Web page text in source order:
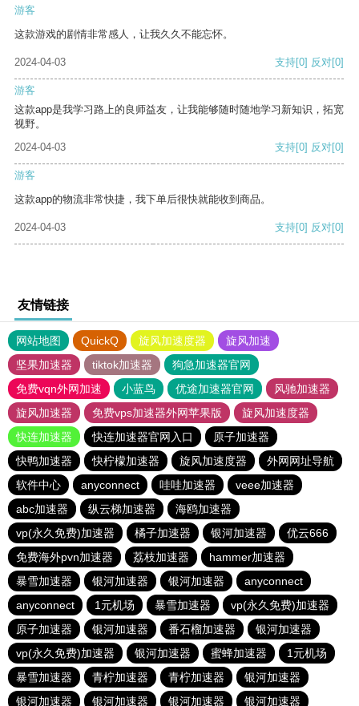
游客
这款游戏的剧情非常感人，让我久久不能忘怀。
2024-04-03 支持[0] 反对[0]
游客
这款app是我学习路上的良师益友，让我能够随时随地学习新知识，拓宽
视野。
2024-04-03
支持[0] 反对[0]
游客
这款app的物流非常快捷，我下单后很快就能收到商品。
2024-04-03 支持[0] 反对[0]
友情链接
网站地图 QuickQ 旋风加速度器
旋风加速
坚果加速器
tiktok加速器
狗急加速器官网
免费vqn外网加速
小蓝鸟 优途加速器官网
风驰加速器
旋风加速器
免费vps加速器外网苹果版
旋风加速度器
快连加速器
快连加速器官网入口
原子加速器
快鸭加速器
快柠檬加速器 旋风加速度器
外网网址导航
软件中心
anyconnect 哇哇加速器
veee加速器
abc加速器
纵云梯加速器
海鸥加速器
vp(永久免费)加速器
橘子加速器 银河加速器
优云666
免费海外pvn加速器
荔枝加速器
hammer加速器
暴雪加速器
银河加速器 银河加速器
anyconnect
anyconnect
1元机场 暴雪加速器
vp(永久免费)加速器
原子加速器
银河加速器 番石榴加速器
银河加速器
vp(永久免费)加速器
银河加速器 蜜蜂加速器
1元机场
暴雪加速器
青柠加速器 青柠加速器
银河加速器
银河加速器
银河加速器 银河加速器 银河加速器